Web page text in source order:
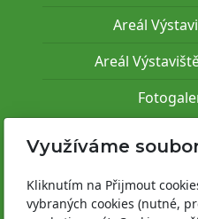
Areál
Areál
Pro
Využíváme
Kliknutím na Přijmout
vybraných cookies (nutné,